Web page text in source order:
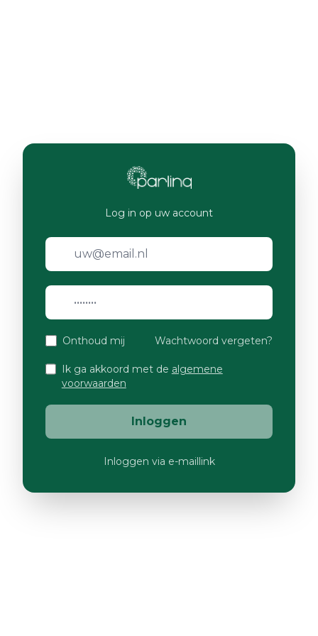
Log in op uw account
Onthoud mij Wachtwoord vergeten?
Ik ga akkoord met de algemene
voorwaarden
Inloggen
Inloggen via e-maillink